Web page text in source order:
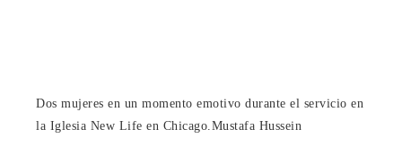
Dos mujeres en un momento emotivo durante el servicio en
la Iglesia New Life en Chicago. Mustafa Hussein